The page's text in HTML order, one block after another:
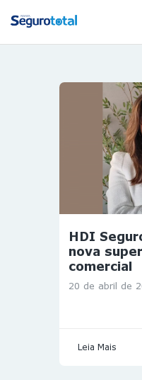
OURO
ST
HOMEST
HOME
HDI
nova
comercial
20 de abril de
Leia Mais